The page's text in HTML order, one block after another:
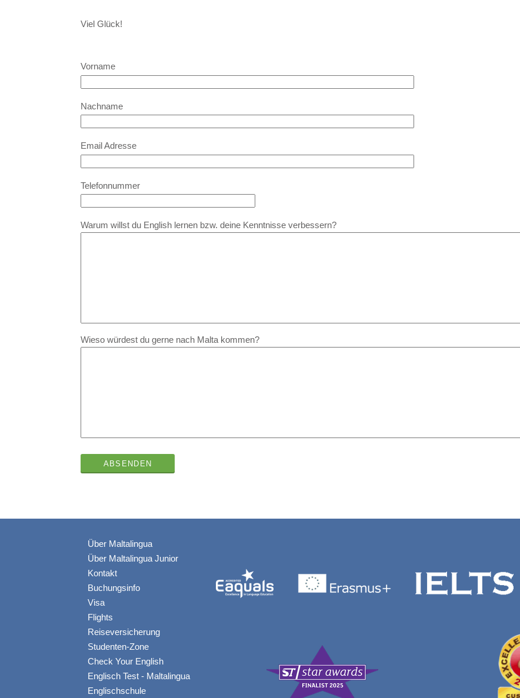
Viel Glück!
Vorname
Nachname
Email Adresse
Telefonnummer
Warum willst du English lernen bzw. deine Kenntnisse verbessern?
Wieso würdest du gerne nach Malta kommen?
Über Maltalingua
Über Maltalingua Junior
Kontakt
Buchungsinfo
Visa
Flights
Reiseversicherung
Studenten-Zone
Check Your English
Englisch Test - Maltalingua
Englischschule